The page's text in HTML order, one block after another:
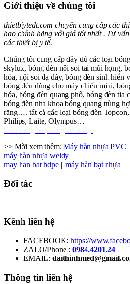
Giới thiệu về chúng tôi
thietbiytedt.com chuyên cung cấp các
hao chính hãng với giá tốt nhất . Tư
các thiết bị y tế.
Chúng tôi cung cấp đầy đủ các loại
skylux, bóng đèn nội soi tai mũi họng,
hóa, nội soi dạ dày, bóng đèn sinh hiển
bóng đèn dùng cho máy chiếu mini,
hóa, bóng đèn quang phổ, bóng đèn tia
bóng đèn nha khoa bóng quang trùng
răng…. tất cả các loại bóng đèn
Philips, Laite, Olympus…
>> Mời xem thêm: Máy hàn nhựa PVC ||
máy hàn nhựa weldy
may han bat hdpe || máy hàn bạt nhựa
Đối tác
Kênh liên hệ
FACEBOOK: https://
ZALO/Phone : 0984.4201.24
EMAIL:
Thông tin liên hệ